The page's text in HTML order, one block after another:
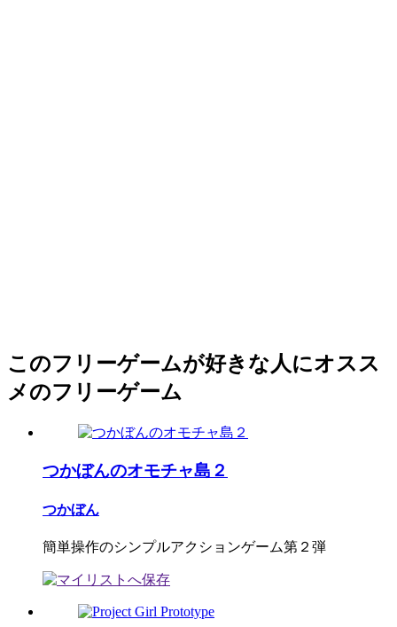
このフリーゲームが好きな人にオスス
メのフリーゲーム
つかぼんのオモチャ島２
つかぼん
簡単操作のシンプルアクションゲーム第２弾